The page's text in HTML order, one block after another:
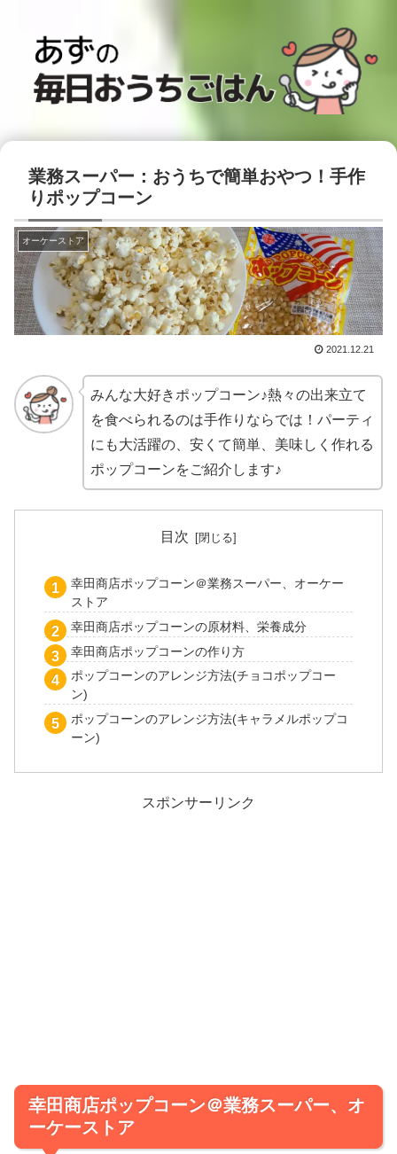
業務スーパー：おうちで簡単おやつ！手作
りポップコーン
オーケーストア
2021.12.21
みんな大好きポップコーン♪熱々の出来立て
を食べられるのは手作りならでは！パーティ
にも大活躍の、安くて簡単、美味しく作れる
ポップコーンをご紹介します♪
目次
幸田商店ポップコーン＠業務スーパー、オーケー
ストア
幸田商店ポップコーンの原材料、栄養成分
幸田商店ポップコーンの作り方
ポップコーンのアレンジ方法(チョコポップコー
ン)
ポップコーンのアレンジ方法(キャラメルポップコ
ーン)
スポンサーリンク
幸田商店ポップコーン＠業務スーパー、オ
ーケーストア